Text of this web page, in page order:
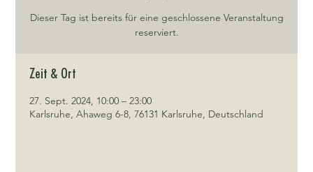
Dieser Tag ist bereits für eine geschlossene Veranstaltung
reserviert.
Zeit & Ort
27. Sept. 2024, 10:00 – 23:00
Karlsruhe, Ahaweg 6-8, 76131 Karlsruhe, Deutschland